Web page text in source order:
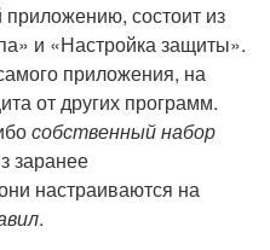
состоит из
и «Настройка защиты».
приложения, на
от других программ.
собственный набор
заранее
настраиваются на
.